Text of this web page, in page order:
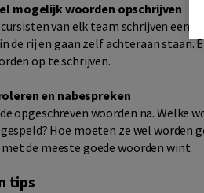
mogelijk woorden opschrijven
van elk team schrijven een
de rij en gaan zelf achteraan
op te schrijven.
en nabespreken
opgeschreven woorden na. Welke
Hoe moeten ze wel worden
de meeste goede woorden wint.
tips